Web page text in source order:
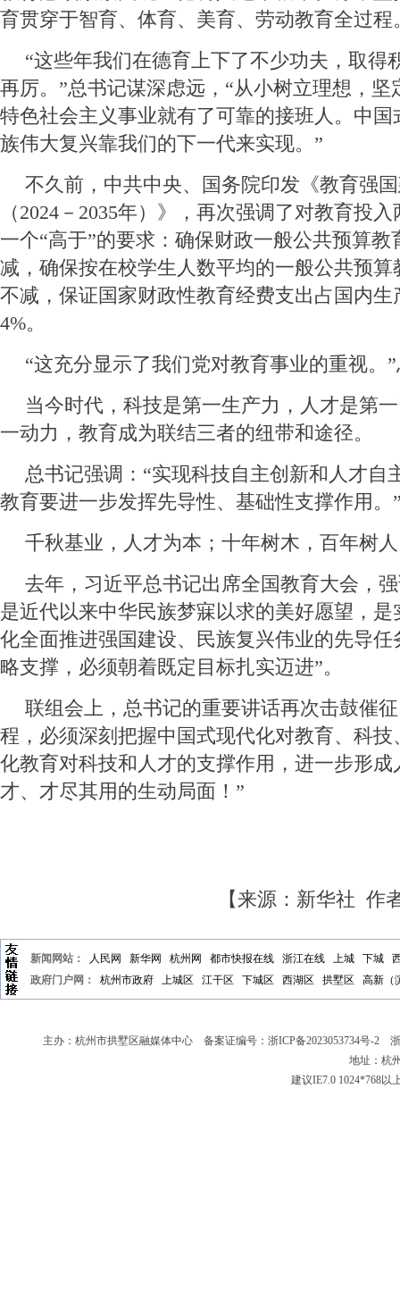
育贯穿于智育、体育、美育、劳动教育全过程
“这些年我们在德育上下了不少功夫，取得
再厉。”总书记谋深虑远，“从小树立理想，坚
特色社会主义事业就有了可靠的接班人。中
族伟大复兴靠我们的下一代来实现。”
不久前，中共中央、国务院印发《教育强
（2024－2035年）》，再次强调了对教育投
一个“高于”的要求：确保财政一般公共预算教
减，确保按在校学生人数平均的一般公共预
不减，保证国家财政性教育经费支出占国内生
4%。
“这充分显示了我们党对教育事业的重视。
当今时代，科技是第一生产力，人才是第
一动力，教育成为联结三者的纽带和途径。
总书记强调：“实现科技自主创新和人才自
教育要进一步发挥先导性、基础性支撑作用。
千秋基业，人才为本；十年树木，百年树
去年，习近平总书记出席全国教育大会，
是近代以来中华民族梦寐以求的美好愿望，
化全面推进强国建设、民族复兴伟业的先导
略支撑，必须朝着既定目标扎实迈进”。
联组会上，总书记的重要讲话再次击鼓催
程，必须深刻把握中国式现代化对教育、科
化教育对科技和人才的支撑作用，进一步形
才、才尽其用的生动局面！”
【来源：新华社 作
新闻网站： 人民网 新华网 杭州网 都市快报在线 浙江在线 上城 下城
政府门户网：
杭州市政府 上城区 江干区 下城区 西湖区 拱墅区 高新（
主办：杭州市拱墅区融媒体中心 备案证编号： 浙ICP备2023053734号-2 浙
地址：杭
建议IE7.0 1024*768